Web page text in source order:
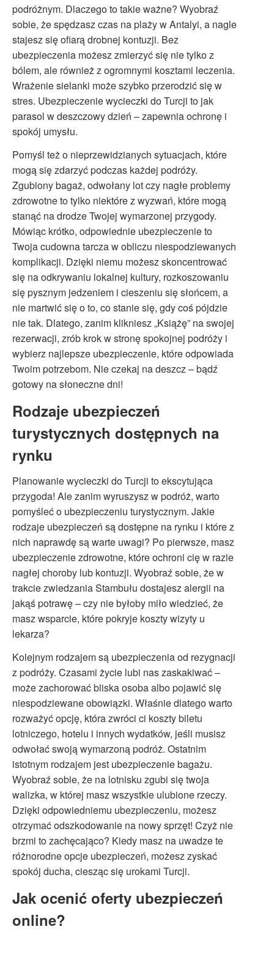
podróżnym. Dlaczego to takie ważne? Wyobraź
sobie, że spędzasz czas na plaży w Antalyi, a nagle
stajesz się ofiarą drobnej kontuzji. Bez
ubezpieczenia możesz zmierzyć się nie tylko z
bólem, ale również z ogromnymi kosztami leczenia.
Wrażenie sielanki może szybko przerodzić się w
stres. Ubezpieczenie wycieczki do Turcji to jak
parasol w deszczowy dzień – zapewnia ochronę i
spokój umysłu.
Pomyśl też o nieprzewidzianych sytuacjach, które
mogą się zdarzyć podczas każdej podróży.
Zgubiony bagaż, odwołany lot czy nagłe problemy
zdrowotne to tylko niektóre z wyzwań, które mogą
stanąć na drodze Twojej wymarzonej przygody.
Mówiąc krótko, odpowiednie ubezpieczenie to
Twoja cudowna tarcza w obliczu niespodziewanych
komplikacji. Dzięki niemu możesz skoncentrować
się na odkrywaniu lokalnej kultury, rozkoszowaniu
się pysznym jedzeniem i cieszeniu się słońcem, a
nie martwić się o to, co stanie się, gdy coś pójdzie
nie tak. Dlatego, zanim klikniesz „Książę” na swojej
rezerwacji, zrób krok w stronę spokojnej podróży i
wybierz najlepsze ubezpieczenie, które odpowiada
Twoim potrzebom. Nie czekaj na deszcz – bądź
gotowy na słoneczne dni!
Rodzaje ubezpieczeń
turystycznych dostępnych na
rynku
Planowanie wycieczki do Turcji to ekscytująca
przygoda! Ale zanim wyruszysz w podróż, warto
pomyśleć o ubezpieczeniu turystycznym. Jakie
rodzaje ubezpieczeń są dostępne na rynku i które z
nich naprawdę są warte uwagi? Po pierwsze, masz
ubezpieczenie zdrowotne, które ochroni cię w razie
nagłej choroby lub kontuzji. Wyobraź sobie, że w
trakcie zwiedzania Stambułu dostajesz alergii na
jakąś potrawę – czy nie byłoby miło wiedzieć, że
masz wsparcie, które pokryje koszty wizyty u
lekarza?
Kolejnym rodzajem są ubezpieczenia od rezygnacji
z podróży. Czasami życie lubi nas zaskakiwać –
może zachorować bliska osoba albo pojawić się
niespodziewane obowiązki. Właśnie dlatego warto
rozważyć opcję, która zwróci ci koszty biletu
lotniczego, hotelu i innych wydatków, jeśli musisz
odwołać swoją wymarzoną podróż. Ostatnim
istotnym rodzajem jest ubezpieczenie bagażu.
Wyobraź sobie, że na lotnisku zgubi się twoja
walizka, w której masz wszystkie ulubione rzeczy.
Dzięki odpowiedniemu ubezpieczeniu, możesz
otrzymać odszkodowanie na nowy sprzęt! Czyż nie
brzmi to zachęcająco? Kiedy masz na uwadze te
różnorodne opcje ubezpieczeń, możesz zyskać
spokój ducha, ciesząc się urokami Turcji.
Jak ocenić oferty ubezpieczeń
online?